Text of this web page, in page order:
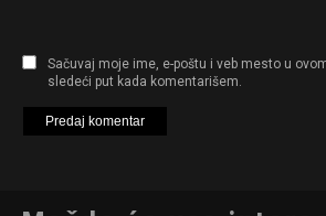
Sačuvaj moje ime, e-poštu i veb mesto u
sledeći put kada komentarišem.